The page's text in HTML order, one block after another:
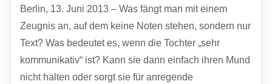
Berlin, 13. Juni 2013 – Was fängt man mit einem
Zeugnis an, auf dem keine Noten stehen, sondern nur
Text? Was bedeutet es, wenn die Tochter „sehr
kommunikativ“ ist? Kann sie dann einfach ihren Mund
nicht halten oder sorgt sie für anregende